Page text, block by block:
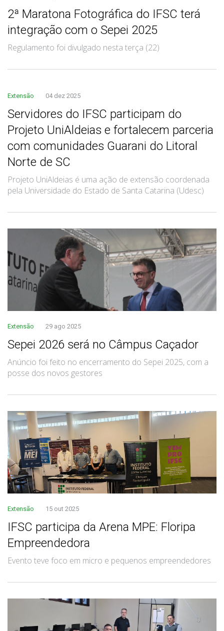
2ª Maratona Fotográfica do IFSC terá
integração com o Sepei 2025
Regulamento foi divulgado nesta terça (22)
Extensão 04 dez 2025
Servidores do IFSC participam do
Projeto UniAldeias e fortalecem parceria
com comunidades Guarani do Litoral
Norte de SC
Projeto UniAldeias é uma ação de extensão coordenada
pela Universidade do Estado de Santa Catarina (Udesc)
Extensão 29 ago 2025
Sepei 2026 será no Câmpus Caçador
Anúncio foi feito no encerramento do Sepei 2025, com a
posse dos novos gestores
Extensão 15 out 2025
IFSC participa da Arena MPE: Floripa
Empreendedora
Evento teve foco em micro e pequenos empreendedores